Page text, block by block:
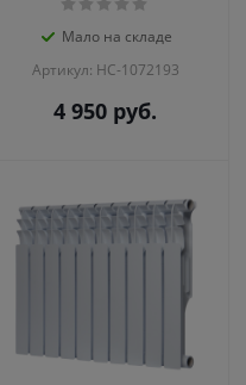
Мало на складе
Артикул: НС-1072193
4 950 руб.